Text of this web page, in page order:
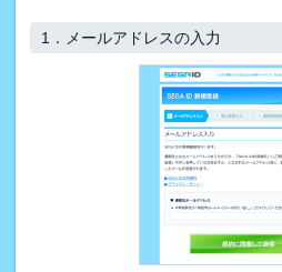
1． メールアドレスの入力